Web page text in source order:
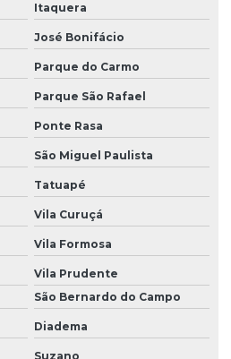
Inclinação
De Transporte
Aço Em São Paulo
Em Aço
Em Sp
Itaquera
José Bonifácio
Parque do Carmo
Parque São Rafael
Ponte Rasa
São Miguel Paulista
Tatuapé
Vila Curuçá
Vila Formosa
Vila Prudente
São Bernardo do Campo
Diadema
Suzano